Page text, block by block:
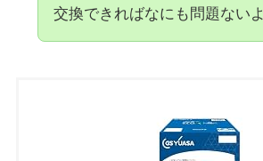
交換できればなにも問題ないよ